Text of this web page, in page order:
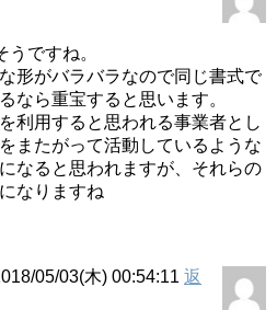
ですね。
形がバラバラなので同じ書式で
なら重宝すると思います。
利用すると思われる事業者とし
またがって活動しているような
なると思われますが、それらの
なりますね
05/03(木) 00:54:11 返